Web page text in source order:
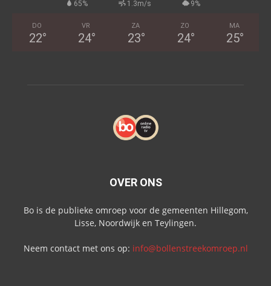
65% 1.3m/s 9%
DO
22°
VR
24°
ZA
23°
ZO
24°
MA
25°
OVER ONS
Bo is de publieke omroep voor de gemeenten Hillegom,
Lisse, Noordwijk en Teylingen.
Neem contact met ons op: info@bollenstreekomroep.nl